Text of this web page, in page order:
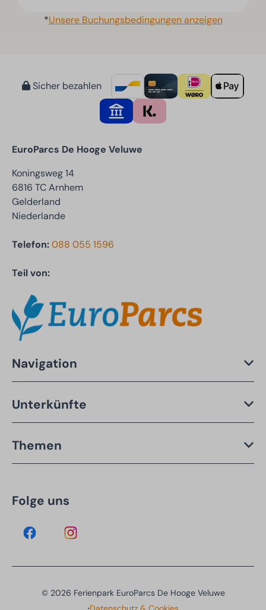
*Unsere Buchungsbedingungen anzeigen
Sicher bezahlen
EuroParcs De Hooge Veluwe
Koningsweg 14
6816 TC Arnhem
Gelderland
Niederlande
Telefon:088 055 1596
Teil von:
Navigation
Unterkünfte
Themen
Folge uns
© 2026 Ferienpark EuroParcs De Hooge Veluwe